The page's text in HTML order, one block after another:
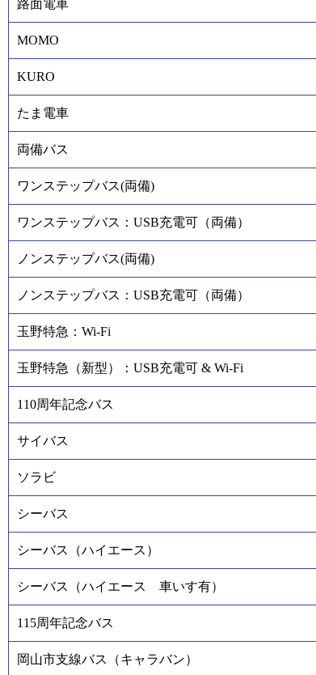
路面電車
MOMO
KURO
たま電車
両備バス
ワンステップバス(両備)
ワンステップバス：USB充電可（両備）
ノンステップバス(両備)
ノンステップバス：USB充電可（両備）
玉野特急：Wi-Fi
玉野特急（新型）：USB充電可 & Wi-Fi
110周年記念バス
サイバス
ソラビ
シーバス
シーバス（ハイエース）
シーバス（ハイエース 車いす有）
115周年記念バス
岡山市支線バス（キャラバン）